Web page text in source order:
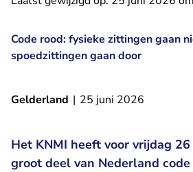
Code rood: fysieke zittingen gaan
spoedzittingen gaan door
Gelderland | 25 juni 2026
Het KNMI heeft voor vrijdag
groot deel van Nederland